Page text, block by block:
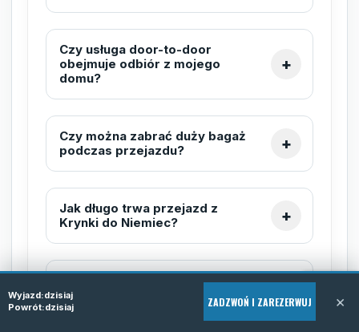
Czy usługa door-to-door
obejmuje odbiór z mojego
domu?
Czy można zabrać duży bagaż
podczas przejazdu?
Jak długo trwa przejazd z
Krynki do Niemiec?
Czy busy są klimatyzowane i
komfortowe?
Wyjazd:dzisiaj
Powrót:dzisiaj ZADZWOŃ I ZAREZERWUJ ×